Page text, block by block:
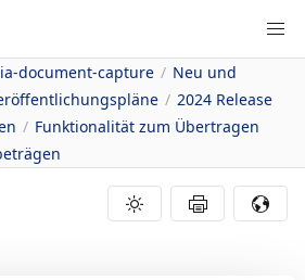
document-capture
Neu und
2024 Release
Funktionalität zum Übertragen